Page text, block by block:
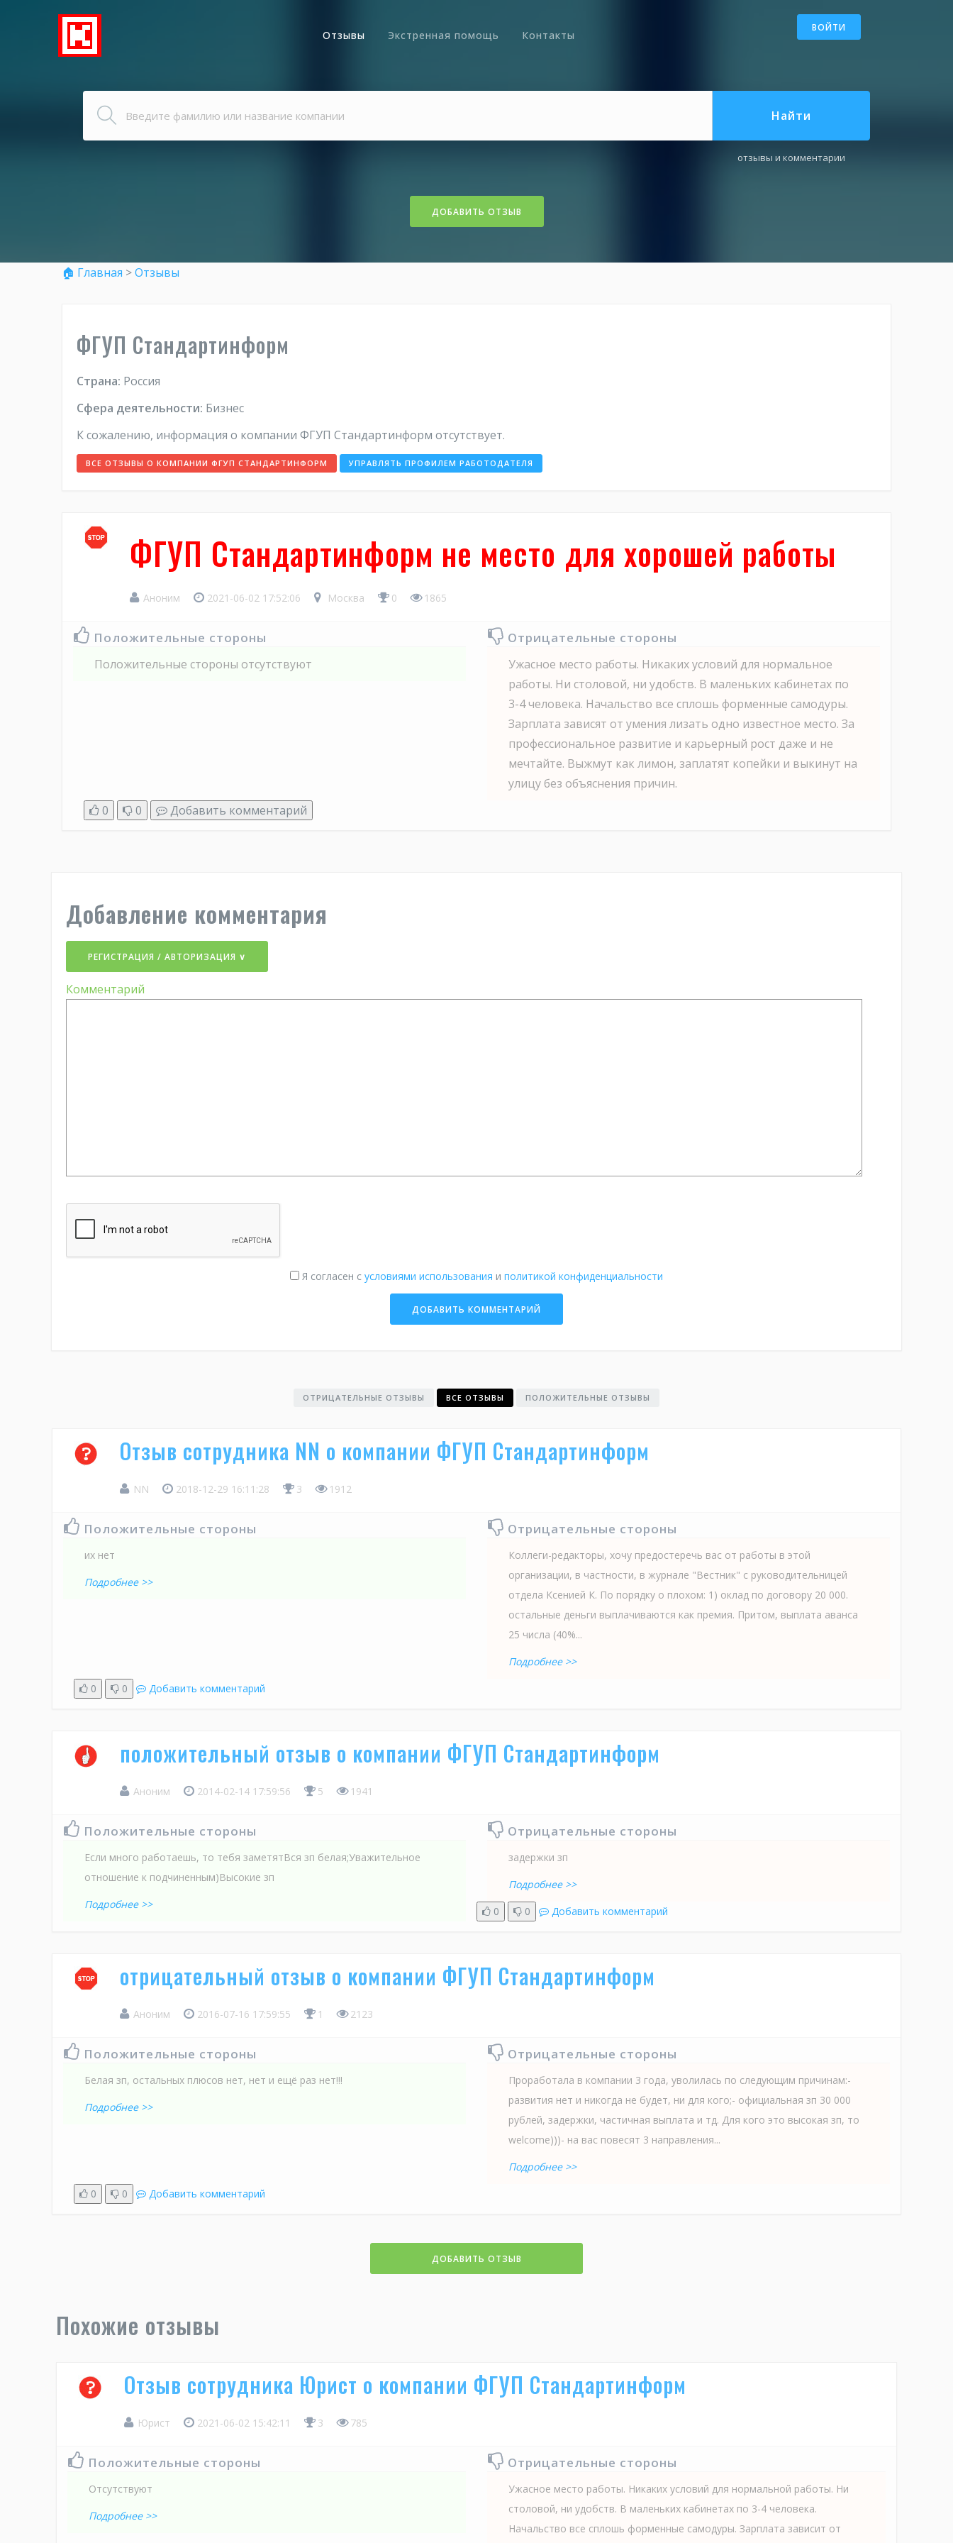
ВОЙТИ
Отзывы Экстренная помощь Контакты
Найти
отзывы и комментарии
ДОБАВИТЬ ОТЗЫВ
🏠 Главная >Отзывы
ФГУП Стандартинформ
Страна: Россия
Сфера деятельности: Бизнес
К сожалению, информация о компании ФГУП Стандартинформ отсутствует.
ВСЕ ОТЗЫВЫ О КОМПАНИИ ФГУП СТАНДАРТИНФОРМ УПРАВЛЯТЬ ПРОФИЛЕМ РАБОТОДАТЕЛЯ
ФГУП Стандартинформ не место для хорошей работы
Аноним 2021-06-02 17:52:06 Москва 0 1865
Положительные стороны
Положительные стороны отсутствуют
Отрицательные стороны
Ужасное место работы. Никаких условий для нормальное
работы. Ни столовой, ни удобств. В маленьких кабинетах по
3-4 человека. Начальство все сплошь форменные самодуры.
Зарплата зависят от умения лизать одно известное место. За
профессиональное развитие и карьерный рост даже и не
мечтайте. Выжмут как лимон, заплатят копейки и выкинут на
улицу без объяснения причин.
0
0 Добавить комментарий
Добавление комментария
РЕГИСТРАЦИЯ / АВТОРИЗАЦИЯ ∨
Комментарий
Я согласен с условиями использования и политикой конфиденциальности
ОТРИЦАТЕЛЬНЫЕ ОТЗЫВЫ ВСЕ ОТЗЫВЫ ПОЛОЖИТЕЛЬНЫЕ ОТЗЫВЫ
Отзыв сотрудника NN о компании ФГУП Стандартинформ
NN 2018-12-29 16:11:28 3 1912
Положительные стороны
их нет
Подробнее >>
Отрицательные стороны
Коллеги-редакторы, хочу предостеречь вас от работы в этой
организации, в частности, в журнале "Вестник" с руководительницей
отдела Ксенией К. По порядку о плохом: 1) оклад по договору 20 000.
остальные деньги выплачиваются как премия. Притом, выплата аванса
25 числа (40%...
Подробнее >>
0
0 Добавить комментарий
положительный отзыв о компании ФГУП Стандартинформ
Аноним 2014-02-14 17:59:56 5 1941
Положительные стороны
Если много работаешь, то тебя заметятВся зп белая;Уважительное
отношение к подчиненным)Высокие зп
Подробнее >>
Отрицательные стороны
задержки зп
Подробнее >>
0
0 Добавить комментарий
отрицательный отзыв о компании ФГУП Стандартинформ
Аноним 2016-07-16 17:59:55 1 2123
Положительные стороны
Белая зп, остальных плюсов нет, нет и ещё раз нет!!!
Подробнее >>
Отрицательные стороны
Проработала в компании 3 года, уволилась по следующим причинам:-
развития нет и никогда не будет, ни для кого;- официальная зп 30 000
рублей, задержки, частичная выплата и тд. Для кого это высокая зп, то
welсome)))- на вас повесят 3 направления...
Подробнее >>
0
0 Добавить комментарий
ДОБАВИТЬ ОТЗЫВ
Похожие отзывы
Отзыв сотрудника Юрист о компании ФГУП Стандартинформ
Юрист 2021-06-02 15:42:11 3 785
Положительные стороны
Отсутствуют
Подробнее >>
Отрицательные стороны
Ужасное место работы. Никаких условий для нормальной работы. Ни
столовой, ни удобств. В маленьких кабинетах по 3-4 человека.
Начальство все сплошь форменные самодуры. Зарплата зависит от